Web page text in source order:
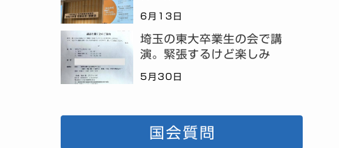
6月13日
埼玉の東大卒業生の会で講
演。緊張するけど楽しみ
5月30日
国会質問